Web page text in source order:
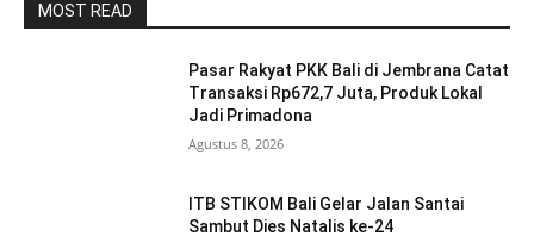
MOST READ
Pasar Rakyat PKK Bali di Jembrana Catat
Transaksi Rp672,7 Juta, Produk Lokal
Jadi Primadona
Agustus 8, 2026
ITB STIKOM Bali Gelar Jalan Santai
Sambut Dies Natalis ke-24